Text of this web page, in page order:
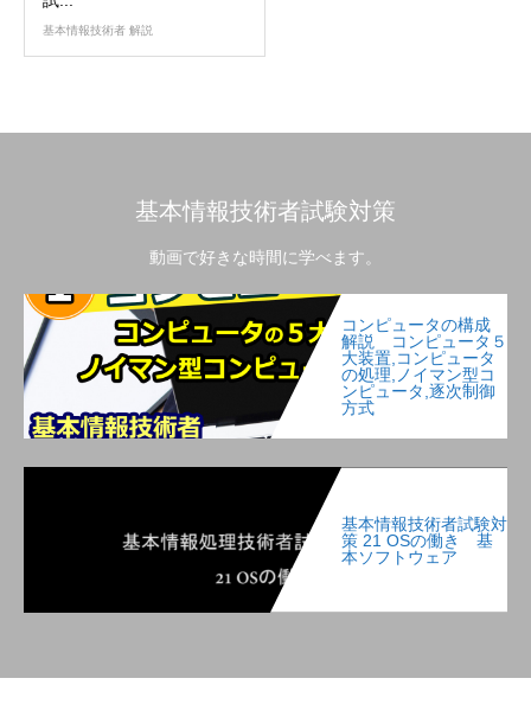
基本情報技術者 解説
基本情報技術者試験対策
動画で好きな時間に学べます。
コンピュータの構成
解説 コンピュータ５
大装置,コンピュータ
の処理,ノイマン型コ
ンピュータ,逐次制御
方式
基本情報技術者試験対
策 21 OSの働き 基
本ソフトウェア